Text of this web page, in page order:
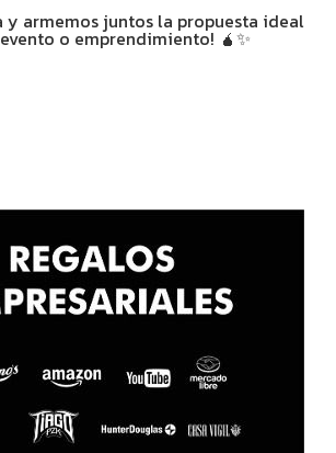
y armemos juntos la propuesta ideal
o emprendimiento! 🧉✨